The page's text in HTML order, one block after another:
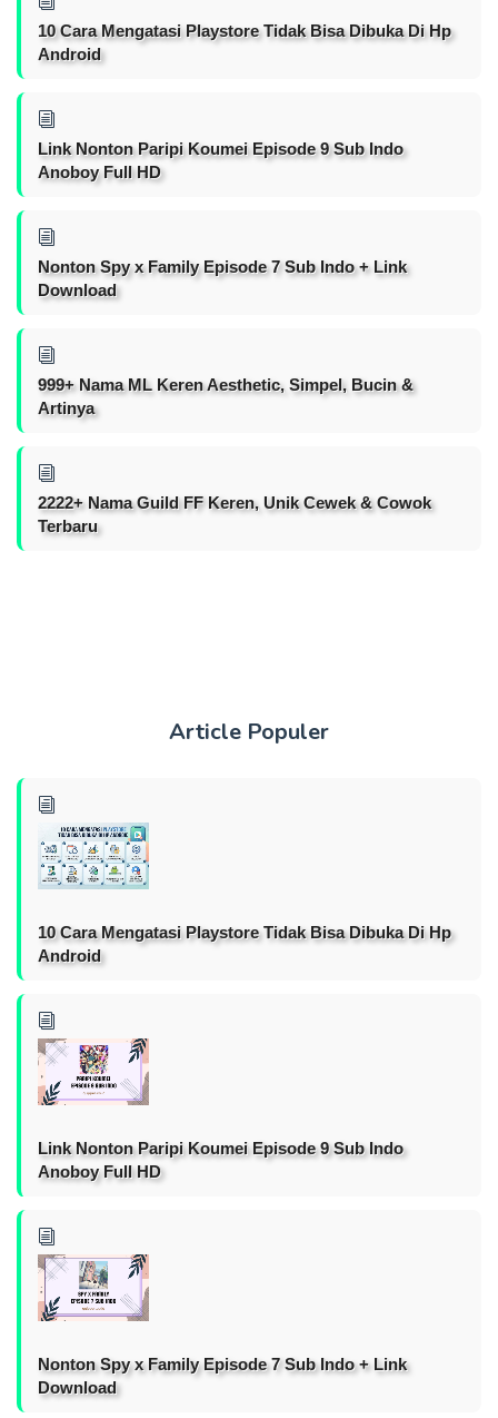
10 Cara Mengatasi Playstore Tidak Bisa Dibuka Di Hp
Android
Link Nonton Paripi Koumei Episode 9 Sub Indo
Anoboy Full HD
Nonton Spy x Family Episode 7 Sub Indo + Link
Download
999+ Nama ML Keren Aesthetic, Simpel, Bucin &
Artinya
2222+ Nama Guild FF Keren, Unik Cewek & Cowok
Terbaru
Article Populer
10 Cara Mengatasi Playstore Tidak Bisa Dibuka Di Hp
Android
Link Nonton Paripi Koumei Episode 9 Sub Indo
Anoboy Full HD
Nonton Spy x Family Episode 7 Sub Indo + Link
Download